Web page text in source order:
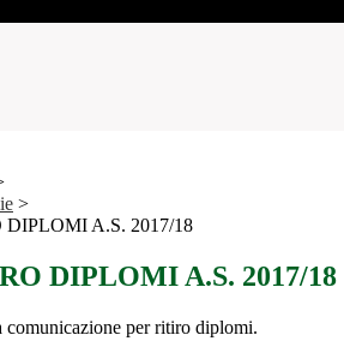
>
DIPLOMI A.S. 2017/18
DIPLOMI A.S. 2017/18
comunicazione per ritiro diplomi.